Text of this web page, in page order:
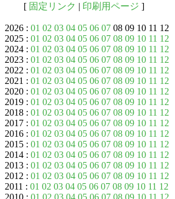
[ 固定リンク | 印刷用ページ ]
2026 : 01 02 03 04 05 06 07 08 09 10 11 12
2025 : 01 02 03 04 05 06 07 08 09 10 11 12
2024 : 01 02 03 04 05 06 07 08 09 10 11 12
2023 : 01 02 03 04 05 06 07 08 09 10 11 12
2022 : 01 02 03 04 05 06 07 08 09 10 11 12
2021 : 01 02 03 04 05 06 07 08 09 10 11 12
2020 : 01 02 03 04 05 06 07 08 09 10 11 12
2019 : 01 02 03 04 05 06 07 08 09 10 11 12
2018 : 01 02 03 04 05 06 07 08 09 10 11 12
2017 : 01 02 03 04 05 06 07 08 09 10 11 12
2016 : 01 02 03 04 05 06 07 08 09 10 11 12
2015 : 01 02 03 04 05 06 07 08 09 10 11 12
2014 : 01 02 03 04 05 06 07 08 09 10 11 12
2013 : 01 02 03 04 05 06 07 08 09 10 11 12
2012 : 01 02 03 04 05 06 07 08 09 10 11 12
2011 : 01 02 03 04 05 06 07 08 09 10 11 12
2010 : 01 02 03 04 05 06 07 08 09 10 11 12